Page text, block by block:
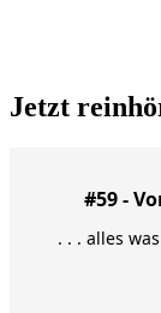
Jetzt